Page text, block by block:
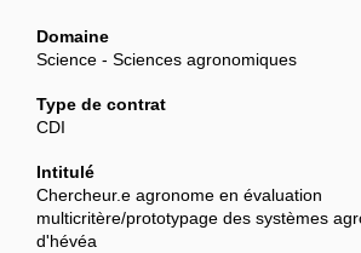
Domaine
Science - Sciences agronomiques
Type de contrat
CDI
Intitulé
Chercheur.e agronome en évaluation
multicritère/prototypage des systèmes
d'hévéa